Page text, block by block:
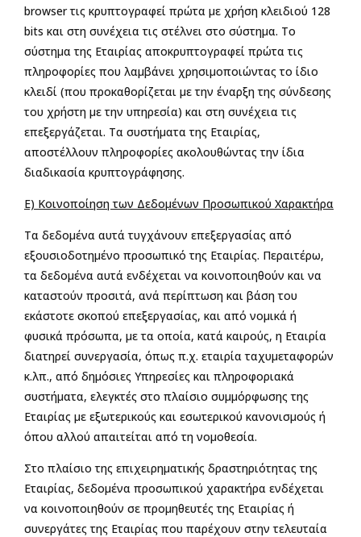
browser τις κρυπτογραφεί πρώτα με χρήση κλειδιού 128
bits και στη συνέχεια τις στέλνει στο σύστημα. Το
σύστημα της Εταιρίας αποκρυπτογραφεί πρώτα τις
πληροφορίες που λαμβάνει χρησιμοποιώντας το ίδιο
κλειδί (που προκαθορίζεται με την έναρξη της σύνδεσης
του χρήστη με την υπηρεσία) και στη συνέχεια τις
επεξεργάζεται. Τα συστήματα της Εταιρίας,
αποστέλλουν πληροφορίες ακολουθώντας την ίδια
διαδικασία κρυπτογράφησης.
Ε) Κοινοποίηση των Δεδομένων Προσωπικού Χαρακτήρα
Τα δεδομένα αυτά τυγχάνουν επεξεργασίας από
εξουσιοδοτημένο προσωπικό της Εταιρίας. Περαιτέρω,
τα δεδομένα αυτά ενδέχεται να κοινοποιηθούν και να
καταστούν προσιτά, ανά περίπτωση και βάση του
εκάστοτε σκοπού επεξεργασίας, και από νομικά ή
φυσικά πρόσωπα, με τα οποία, κατά καιρούς, η Εταιρία
διατηρεί συνεργασία, όπως π.χ. εταιρία ταχυμεταφορών
κ.λπ., από δημόσιες Υπηρεσίες και πληροφοριακά
συστήματα, ελεγκτές στο πλαίσιο συμμόρφωσης της
Εταιρίας με εξωτερικούς και εσωτερικού κανονισμούς ή
όπου αλλού απαιτείται από τη νομοθεσία.
Στο πλαίσιο της επιχειρηματικής δραστηριότητας της
Εταιρίας, δεδομένα προσωπικού χαρακτήρα ενδέχεται
να κοινοποιηθούν σε προμηθευτές της Εταιρίας ή
συνεργάτες της Εταιρίας που παρέχουν στην τελευταία